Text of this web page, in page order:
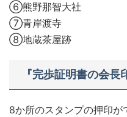
⑥熊野那智大社
⑦青岸渡寺
⑧地蔵茶屋跡
『完歩証明書の会長
8か所のスタンプの押印が